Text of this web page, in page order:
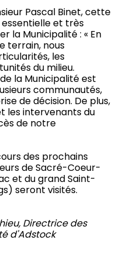
Pascal Binet, cette
et très
la Municipalité : « En
terrain, nous
les
du milieu.
la Municipalité est
communautés,
de décision. De plus,
les intervenants du
de notre
des prochains
de Sacré-Coeur-
et du grand Saint-
seront visités.
Directrice des
d'Adstock